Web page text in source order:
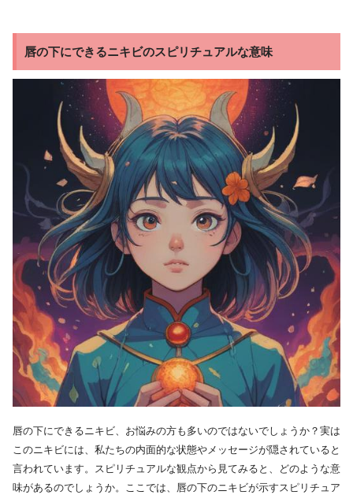
唇の下にできるニキビのスピリチュアルな意味
唇の下にできるニキビ、お悩みの方も多いのではないでしょうか？実は
このニキビには、私たちの内面的な状態やメッセージが隠されていると
言われています。スピリチュアルな観点から見てみると、どのような意
味があるのでしょうか。ここでは、唇の下のニキビが示すスピリチュア